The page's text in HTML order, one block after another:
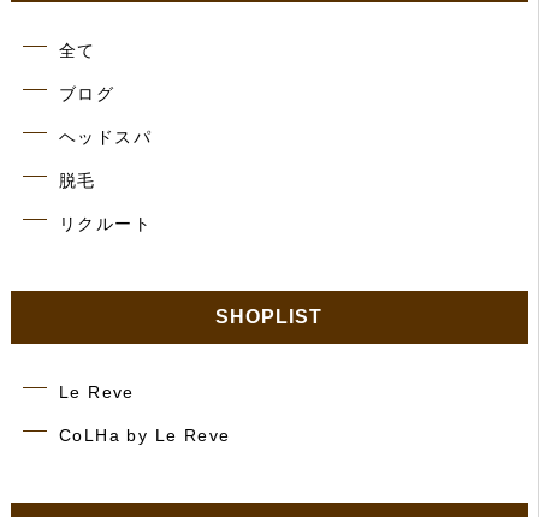
全て
ブログ
ヘッドスパ
脱毛
リクルート
SHOPLIST
Le Reve
CoLHa by Le Reve